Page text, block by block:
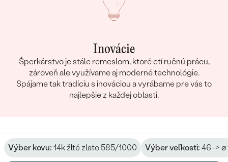
Inovácie
Šperkárstvo je stále remeslom, ktoré ctí ručnú prácu,
zároveň ale využívame aj moderné technológie.
Spájame tak tradíciu s inováciou a vyrábame pre vás to
najlepšie z každej oblasti.
Výber kovu: 14k žlté zlato 585/1000 Výber veľkosti: 46 -> ø